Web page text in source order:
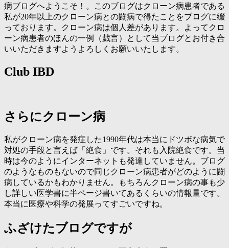
病ブログへようこそ！。このブログはクローン病患者である
私が20年以上のクローン病との闘病で得たことをブログに綴
っております。クローン病は個人差があります。よってクロ
ーン病患者のほんの一例（戯言）として当ブログとお付き合
いいただきますようよろしくお願いいたします。
Club IBD
さらにクローン病
私がクローン病を発症した1990年代は本当にドツボな病気で
対処の手段と言えば「絶食」です。それも入院絶食です。当
時は今のようにインターネットも発達していません。ブログ
のようなものもないので同じクローン病患者がどのように闘
病しているかもわかりません。もちろんクローン病の事も少
し詳しい医学書に半ページ書いてあるくらいの情報量です。
本当に医療や科学の発展ってすごいですね。
ふざけたブログですが